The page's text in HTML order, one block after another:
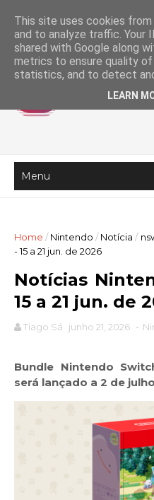
Home / Nintendo / Notícia /
- 15 a 21 jun. de 2026
Notícias
15 a 21 jun. de
Tiago Sá junho 21, 2026 -
Bundle Nintendo
será lançado a 2 de julho
This site uses cookies
and to analyze traffic. Your
shared with Google along
metrics to ensure quality
statistics, and to detect
LEARN